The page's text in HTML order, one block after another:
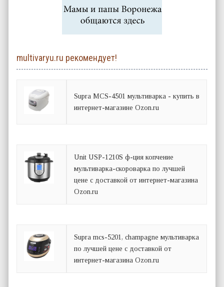
multivaryu.ru рекомендует!
Supra MCS-4501 мультиварка - купить в
интернет-магазине Ozon.ru
Unit USP-1210S ф-ция копчение
мультиварка-скороварка по лучшей
цене с доставкой от интернет-магазина
Ozon.ru
Supra mcs-5201, champagne мультиварка
по лучшей цене с доставкой от
интернет-магазина Ozon.ru